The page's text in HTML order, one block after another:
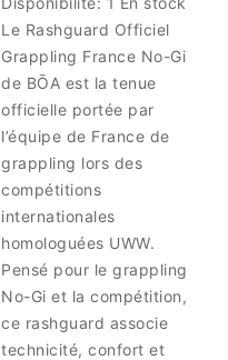
Le Rashguard Officiel
Grappling France No-Gi
de BŌA est la tenue
officielle portée par
l’équipe de France de
grappling lors des
compétitions
internationales
homologuées UWW.
Pensé pour le grappling
No-Gi et la compétition,
ce rashguard associe
technicité, confort et